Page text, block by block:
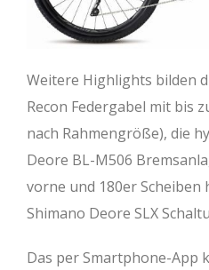
Weitere Highlights bilden
Recon Federgabel mit bis
nach Rahmengröße), die
Deore BL-M506
vorne und 180er Scheiben
Shimano Deore SLX
Das per Smartphone-App